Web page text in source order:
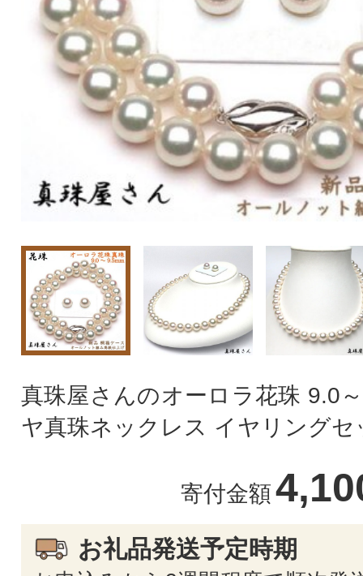
真珠屋さんのオーロラ花珠 9.0
ヤ真珠ネックレス イヤリングセ
寄付金額
お礼品発送予定時期